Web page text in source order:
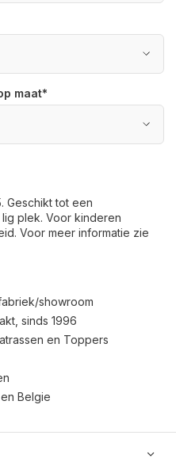
maat*
Geschikt tot een
plek. Voor kinderen
Voor meer informatie zie
showroom
sinds 1996
en Toppers
Belgie